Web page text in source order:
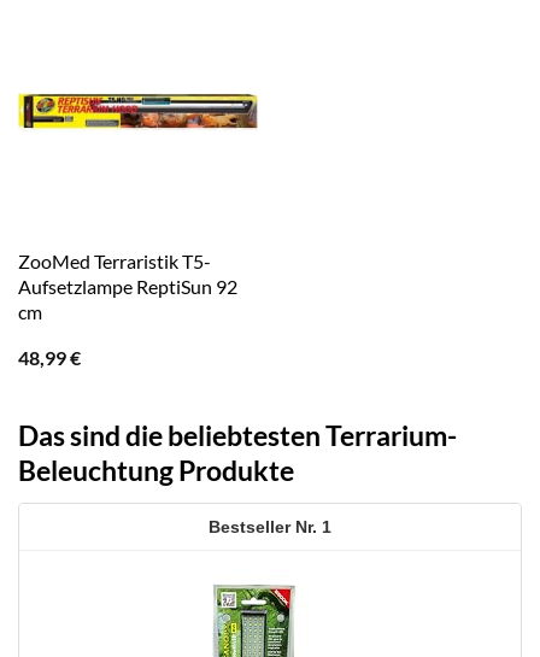
ZooMed Terraristik T5-
Aufsetzlampe ReptiSun 92
cm
48,99€
Das sind die beliebtesten Terrarium-
Beleuchtung Produkte
1